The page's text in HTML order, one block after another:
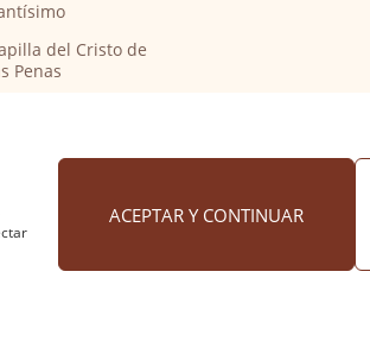
ACEPTAR Y CONTINUAR
del Cristo de
Penas
del